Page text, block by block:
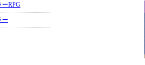
ーRPG
ー